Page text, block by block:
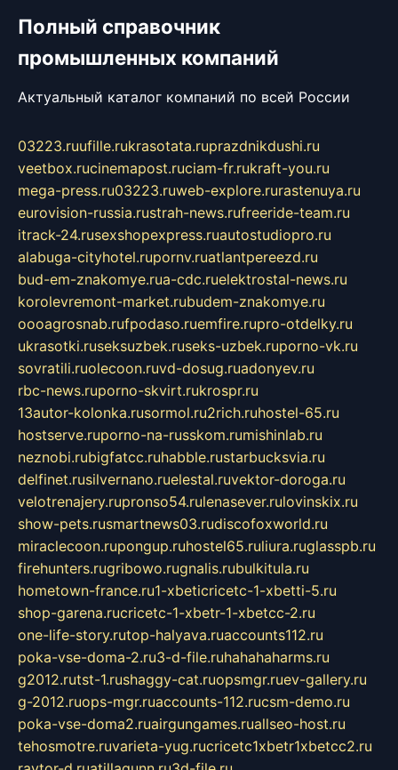
Полный справочник
промышленных компаний
Актуальный каталог компаний по всей России
03223.ruufille.rukrasotata.ruprazdnikdushi.ru
veetbox.rucinemapost.ruciam-fr.rukraft-you.ru
mega-press.ru03223.ruweb-explore.rurastenuya.ru
eurovision-russia.rustrah-news.rufreeride-team.ru
itrack-24.rusexshopexpress.ruautostudiopro.ru
alabuga-cityhotel.rupornv.ruatlantpereezd.ru
bud-em-znakomye.rua-cdc.ruelektrostal-news.ru
korolevremont-market.rubudem-znakomye.ru
oooagrosnab.rufpodaso.ruemfire.rupro-otdelky.ru
ukrasotki.ruseksuzbek.ruseks-uzbek.ruporno-vk.ru
sovratili.ruolecoon.ruvd-dosug.ruadonyev.ru
rbc-news.ruporno-skvirt.rukrospr.ru
13autor-kolonka.rusormol.ru2rich.ruhostel-65.ru
hostserve.ruporno-na-russkom.rumishinlab.ru
neznobi.rubigfatcc.ruhabble.rustarbucksvia.ru
delfinet.rusilvernano.ruelestal.ruvektor-doroga.ru
velotrenajery.rupronso54.rulenasever.rulovinskix.ru
show-pets.rusmartnews03.rudiscofoxworld.ru
miraclecoon.rupongup.ruhostel65.ruliura.ruglasspb.ru
firehunters.rugribowo.rugnalis.rubulkitula.ru
hometown-france.ru1-xbeticricetc-1-xbetti-5.ru
shop-garena.rucricetc-1-xbetr-1-xbetcc-2.ru
one-life-story.rutop-halyava.ruaccounts112.ru
poka-vse-doma-2.ru3-d-file.ruhahahaharms.ru
g2012.rutst-1.rushaggy-cat.ruopsmgr.ruev-gallery.ru
g-2012.ruops-mgr.ruaccounts-112.rucsm-demo.ru
poka-vse-doma2.ruairgungames.ruallseo-host.ru
tehosmotre.ruvarieta-yug.rucricetc1xbetr1xbetcc2.ru